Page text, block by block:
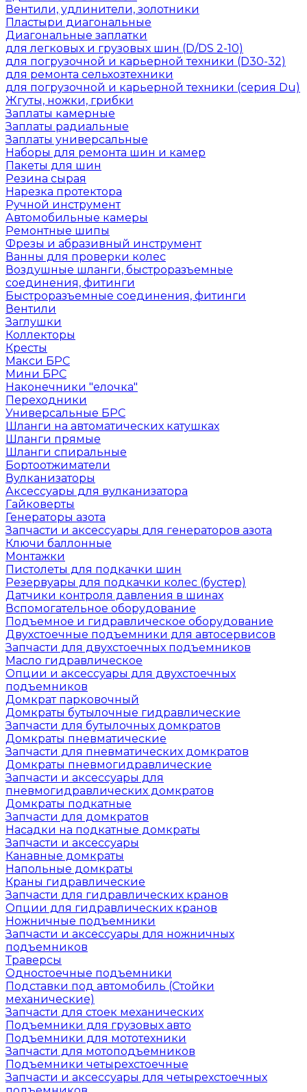
Вентили, удлинители, золотники
Пластыри диагональные
Диагональные заплатки
для легковых и грузовых шин (D/DS 2-10)
для погрузочной и карьерной техники (D30-32)
для ремонта сельхозтехники
для погрузочной и карьерной техники (серия Du)
Жгуты, ножки, грибки
Заплаты камерные
Заплаты радиальные
Заплаты универсальные
Наборы для ремонта шин и камер
Пакеты для шин
Резина сырая
Нарезка протектора
Ручной инструмент
Автомобильные камеры
Ремонтные шипы
Фрезы и абразивный инструмент
Ванны для проверки колес
Воздушные шланги, быстроразъемные
соединения, фитинги
Быстроразъемные соединения, фитинги
Вентили
Заглушки
Коллекторы
Кресты
Макси БРС
Мини БРС
Наконечники "елочка"
Переходники
Универсальные БРС
Шланги на автоматических катушках
Шланги прямые
Шланги спиральные
Бортоотжиматели
Вулканизаторы
Аксессуары для вулканизатора
Гайковерты
Генераторы азота
Запчасти и аксессуары для генераторов азота
Ключи баллонные
Монтажки
Пистолеты для подкачки шин
Резервуары для подкачки колес (бустер)
Датчики контроля давления в шинах
Вспомогательное оборудование
Подъемное и гидравлическое оборудование
Двухстоечные подъемники для автосервисов
Запчасти для двухстоечных подъемников
Масло гидравлическое
Опции и аксессуары для двухстоечных
подъемников
Домкрат парковочный
Домкраты бутылочные гидравлические
Запчасти для бутылочных домкратов
Домкраты пневматические
Запчасти для пневматических домкратов
Домкраты пневмогидравлические
Запчасти и аксессуары для
пневмогидравлических домкратов
Домкраты подкатные
Запчасти для домкратов
Насадки на подкатные домкраты
Запчасти и аксессуары
Канавные домкраты
Напольные домкраты
Краны гидравлические
Запчасти для гидравлических кранов
Опции для гидравлических кранов
Ножничные подъемники
Запчасти и аксессуары для ножничных
подъемников
Траверсы
Одностоечные подъемники
Подставки под автомобиль (Стойки
механические)
Запчасти для стоек механических
Подъемники для грузовых авто
Подъемники для мототехники
Запчасти для мотоподъемников
Подъемники четырехстоечные
Запчасти и аксессуары для четырехстоечных